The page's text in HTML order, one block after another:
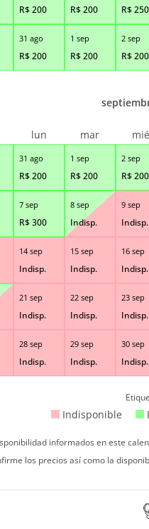
R$200 R$200 R$250
31 ago
R$200
1 sep
R$200
2 sep
R$200
31 ago
R$200
1 sep
R$200
2 sep
R$200
7 sep
R$300
8 sep
Indisp.
9 sep
Indisp.
14 sep
Indisp.
15 sep
Indisp.
16 sep
Indisp.
21 sep
Indisp.
22 sep
Indisp.
23 sep
Indisp.
28 sep
Indisp.
29 sep
Indisp.
30 sep
Indisp.
lun mar mié
Indisponible
informados en este
los precios así como la